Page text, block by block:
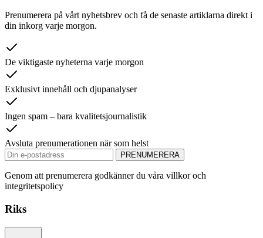
Prenumerera på vårt nyhetsbrev och få de senaste artiklarna direkt i
din inkorg varje morgon.
De viktigaste nyheterna varje morgon
Exklusivt innehåll och djupanalyser
Ingen spam – bara kvalitetsjournalistik
Avsluta prenumerationen när som helst
PRENUMERERA
Genom att prenumerera godkänner du våra villkor och
integritetspolicy
Riks